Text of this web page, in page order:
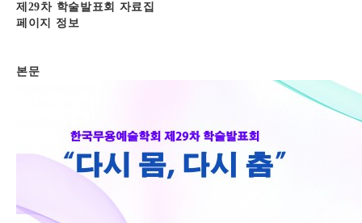
제29차 학술발표회 자료집
페이지 정보
본문